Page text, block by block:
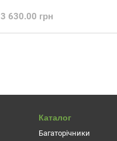
3 630.00 грн
Каталог
Багаторічники